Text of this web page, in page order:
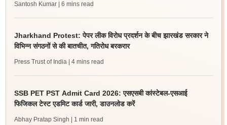
Santosh Kumar | 6 mins read
Jharkhand Protest: पेपर लीक विरोध प्रदर्शन के बीच झारखंड सरकार ने
विभिन्न संगठनों से की बातचीत, गतिरोध बरकरार
Press Trust of India | 4 mins read
SSB PET PST Admit Card 2026: एसएसबी कांस्टेबल-एसआई
फिजिकल टेस्ट एडमिट कार्ड जारी, डाउनलोड करें
Abhay Pratap Singh | 1 min read